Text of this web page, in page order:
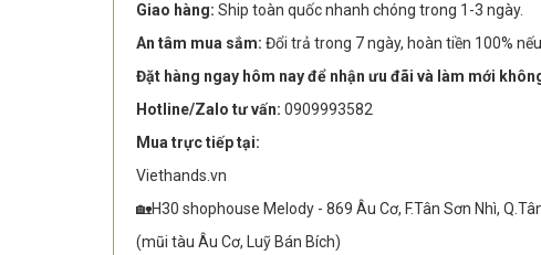
Giao hàng: Ship toàn quốc nhanh chóng trong 1-3 ngày.
An tâm mua sắm: Đổi trả trong 7 ngày, hoàn tiền 100%
Đặt hàng ngay hôm nay để nhận ưu đãi và làm mới
Hotline/Zalo tư vấn: 0909993582
Mua trực tiếp tại:
Viethands.vn
🏡H30 shophouse Melody - 869 Âu Cơ, F.Tân Sơn Nhì,
(mũi tàu Âu Cơ, Luỹ Bán Bích)